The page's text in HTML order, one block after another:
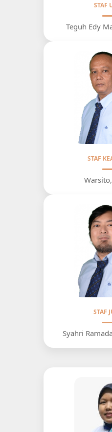
STAF
Teguh Edy
STAF
Warsito,
STAF
Syahri